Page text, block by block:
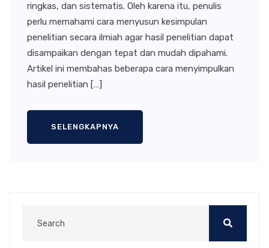
ringkas, dan sistematis. Oleh karena itu, penulis
perlu memahami cara menyusun kesimpulan
penelitian secara ilmiah agar hasil penelitian dapat
disampaikan dengan tepat dan mudah dipahami.
Artikel ini membahas beberapa cara menyimpulkan
hasil penelitian […]
SELENGKAPNYA